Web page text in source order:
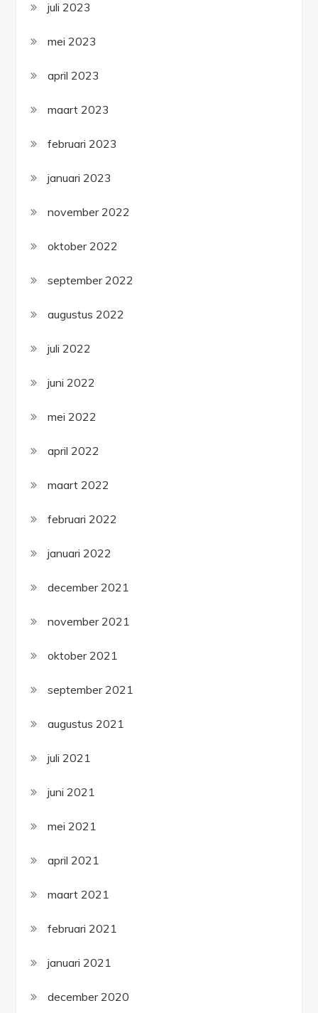
juli 2023
mei 2023
april 2023
maart 2023
februari 2023
januari 2023
november 2022
oktober 2022
september 2022
augustus 2022
juli 2022
juni 2022
mei 2022
april 2022
maart 2022
februari 2022
januari 2022
december 2021
november 2021
oktober 2021
september 2021
augustus 2021
juli 2021
juni 2021
mei 2021
april 2021
maart 2021
februari 2021
januari 2021
december 2020